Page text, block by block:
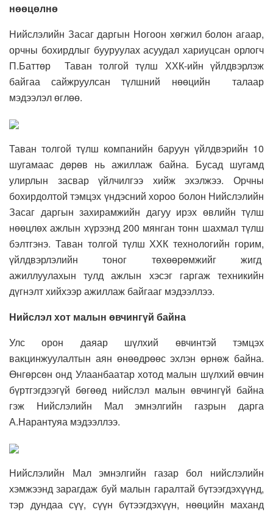
нөөцөлнө
Нийслэлийн Засаг даргын Ногоон хөгжил болон агаар,
орчны бохирдлыг бууруулах асуудал хариуцсан орлогч
П.Баттөр Таван толгой түлш ХХК-ийн үйлдвэрлэж
байгаа сайжруулсан түлшний нөөцийн талаар
мэдээлэл өглөө.
Таван толгой түлш компанийн баруун үйлдвэрийн 10
шугамаас дөрөв нь ажиллаж байна. Бусад шугамд
улирлын засвар үйлчилгээ хийж эхэлжээ. Орчны
бохирдолтой тэмцэх үндэсний хороо болон Нийслэлийн
Засаг даргын захирамжийн дагуу ирэх өвлийн түлш
нөөцлөх ажлын хүрээнд 200 мянган тонн шахмал түлш
бэлтгэнэ. Таван толгой түлш ХХК технологийн горим,
үйлдвэрлэлийн тоног төхөөрөмжийг жигд
ажиллуулахын тулд ажлын хэсэг гаргаж техникийн
дүгнэлт хийхээр ажиллаж байгааг мэдээллээ.
Нийслэл хот малын өвчингүй байна
Улс орон даяар шүлхий өвчинтэй тэмцэх
вакцинжуулалтын аян өнөөдрөөс эхлэн өрнөж байна.
Өнгөрсөн онд Улаанбаатар хотод малын шүлхий өвчин
бүртгэгдээгүй бөгөөд нийслэл малын өвчингүй байна
гэж Нийслэлийн Мал эмнэлгийн газрын дарга
А.Нарантуяа мэдээллээ.
Нийслэлийн Мал эмнэлгийн газар бол нийслэлийн
хэмжээнд зарагдаж буй малын гаралтай бүтээгдэхүүнд,
тэр дундаа сүү, сүүн бүтээгдэхүүн, нөөцийн маханд